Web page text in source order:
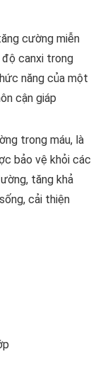
cường miễn
canxi trong
năng của một
cận giáp
trong máu, là
bảo vệ khỏi các
tăng khả
cải thiện